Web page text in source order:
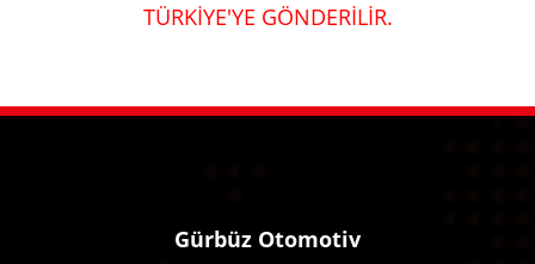
TÜRKİYE'YE GÖNDERİLİR.
Gürbüz Otomotiv